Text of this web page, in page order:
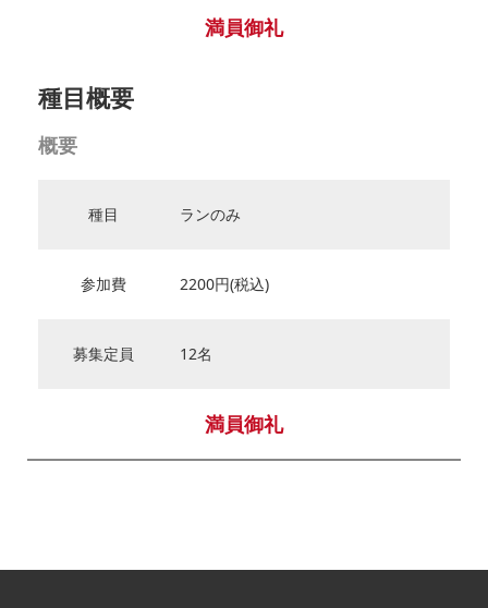
満員御礼
種目概要
概要
種目 ランのみ
参加費 2200円(税込)
募集定員 12名
満員御礼